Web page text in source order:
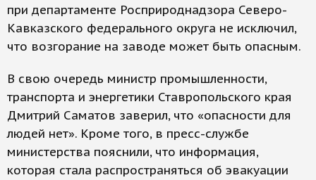
при департаменте Росприроднадзора Северо-
Кавказского федерального округа не исключил,
что возгорание на заводе может быть опасным.
В свою очередь министр промышленности,
транспорта и энергетики Ставропольского края
Дмитрий Саматов заверил, что «опасности для
людей нет». Кроме того, в пресс-службе
министерства пояснили, что информация,
которая стала распространяться об эвакуации